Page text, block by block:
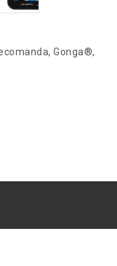
Gonga®,